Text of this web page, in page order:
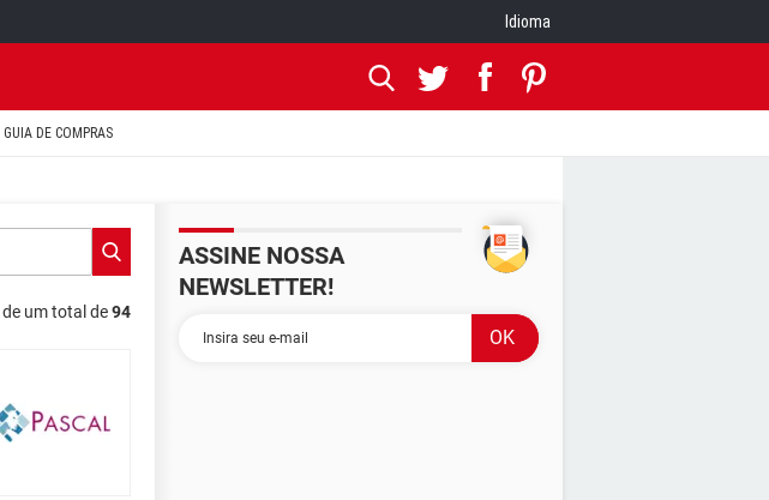
Idioma
GUIA DE COMPRAS
de um total de94
ASSINE NOSSA
NEWSLETTER!